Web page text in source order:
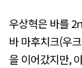
우상혁은 바를 2
바 마후치크(우
을 이어갔지만,